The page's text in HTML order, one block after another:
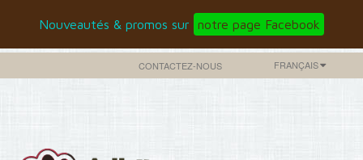
Nouveautés & promos sur notre page Facebook
FRANÇAIS
CONTACTEZ-NOUS